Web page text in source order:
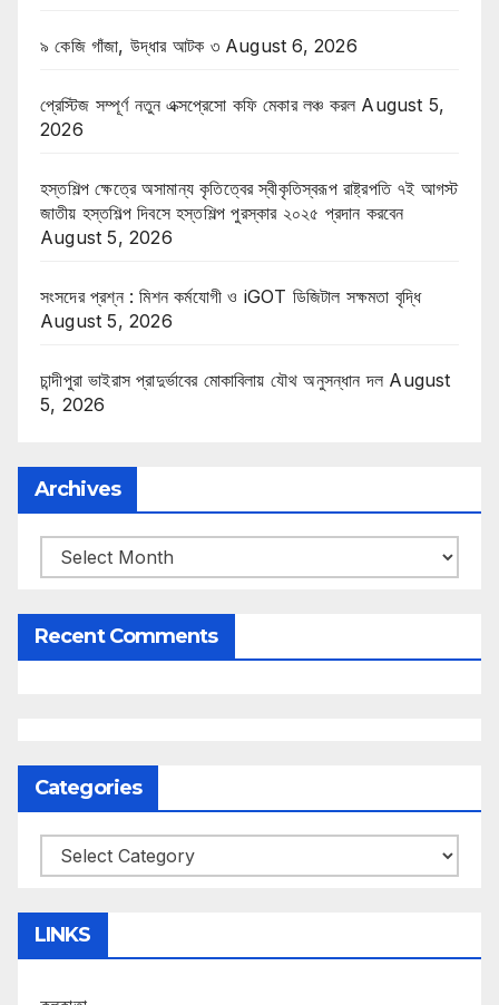
৯ কেজি গাঁজা, উদ্ধার আটক ৩ August 6, 2026
প্রেস্টিজ সম্পূর্ণ নতুন এক্সপ্রেসো কফি মেকার লঞ্চ করল August 5,
2026
হস্তশিল্প ক্ষেত্রে অসামান্য কৃতিত্বের স্বীকৃতিস্বরূপ রাষ্ট্রপতি ৭ই আগস্ট
জাতীয় হস্তশিল্প দিবসে হস্তশিল্প পুরস্কার ২০২৫ প্রদান করবেন
August 5, 2026
সংসদের প্রশ্ন : মিশন কর্মযোগী ও iGOT ডিজিটাল সক্ষমতা বৃদ্ধি
August 5, 2026
চান্দীপুরা ভাইরাস প্রাদুর্ভাবের মোকাবিলায় যৌথ অনুসন্ধান দল August
5, 2026
Archives
Archives
Recent Comments
Categories
Categories
LINKS